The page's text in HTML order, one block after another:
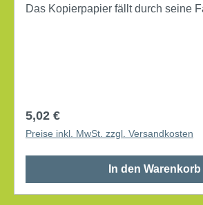
Das Kopierpapier fällt durch seine
Regulärer Preis:
5,02 €
Preise inkl. MwSt. zzgl. Versandkosten
In den Warenkorb